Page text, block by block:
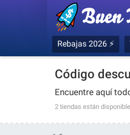
Rebajas 2026 ⚡
Código
Encuentre aquí
2 tiendas están